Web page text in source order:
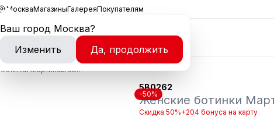
Москва
Ваш город Москва?
Изменить
Да, продолжить
МагазиныГалереяПокупателям
Женские ботинки Мартинсы 5B0262
-50%
5B0262
Женские ботинки
Скидка 50%+204 бонуса на карту